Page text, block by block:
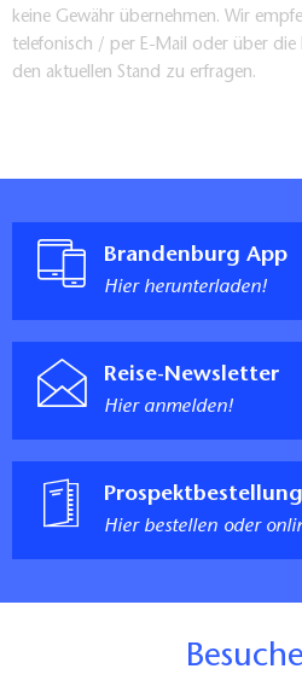
keine Gewähr übernehmen. Wir
telefonisch / per E-Mail oder über die
den aktuellen Stand zu erfragen.
Brandenburg App
Hier herunterladen!
Reise-Newsletter
Hier anmelden!
Prospektbestellung
Hier bestellen oder
B